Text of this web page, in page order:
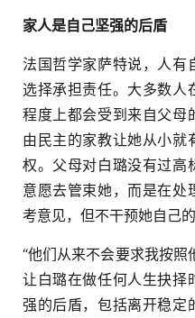
家人是自己坚强的后盾
法国哲学家萨特说，人有
选择承担责任。大多数人
程度上都会受到来自父母
由民主的家教让她从小就
权。父母对白璐没有过高
意愿去管束她，而是在处
考意见，但不干预她自己的
“他们从来不会要求我按照
让白璐在做任何人生抉择
强的后盾，包括离开稳定